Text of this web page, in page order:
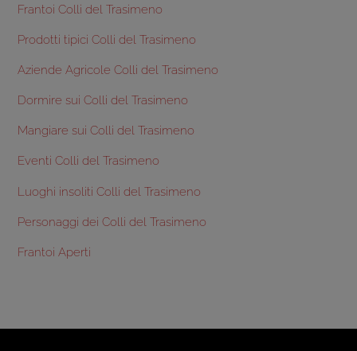
Frantoi Colli del Trasimeno
Prodotti tipici Colli del Trasimeno
Aziende Agricole Colli del Trasimeno
Dormire sui Colli del Trasimeno
Mangiare sui Colli del Trasimeno
Eventi Colli del Trasimeno
Luoghi insoliti Colli del Trasimeno
Personaggi dei Colli del Trasimeno
Frantoi Aperti